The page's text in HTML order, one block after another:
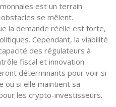
est un terrain
se mêlent.
la demande réelle est forte,
Cependant, la viabilité
des régulateurs à
fiscal et innovation
déterminants pour voir si
ou si elle maintient sa
les crypto-investisseurs.